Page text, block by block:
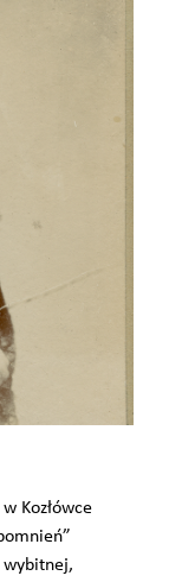
Kozłówce
wybitnej,